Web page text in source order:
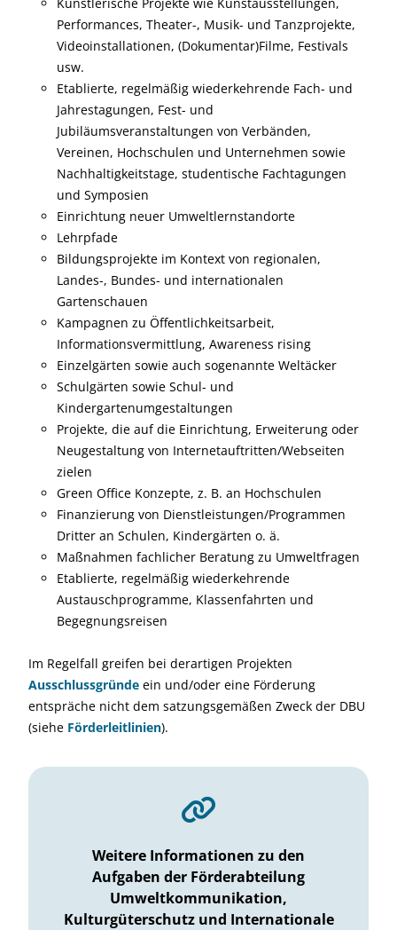
Performances, Theater-, Musik- und Tanzprojekte,
Videoinstallationen, (Dokumentar)Filme, Festivals
usw.
Etablierte, regelmäßig wiederkehrende Fach- und
Jahrestagungen, Fest- und
Jubiläumsveranstaltungen von Verbänden,
Vereinen, Hochschulen und Unternehmen sowie
Nachhaltigkeitstage, studentische Fachtagungen
und Symposien
Einrichtung neuer Umweltlernstandorte
Lehrpfade
Bildungsprojekte im Kontext von regionalen,
Landes-, Bundes- und internationalen
Gartenschauen
Kampagnen zu Öffentlichkeitsarbeit,
Informationsvermittlung, Awareness rising
Einzelgärten sowie auch sogenannte Weltäcker
Schulgärten sowie Schul- und
Kindergartenumgestaltungen
Projekte, die auf die Einrichtung, Erweiterung oder
Neugestaltung von Internetauftritten/Webseiten
zielen
Green Office Konzepte, z. B. an Hochschulen
Finanzierung von Dienstleistungen/Programmen
Dritter an Schulen, Kindergärten o. ä.
Maßnahmen fachlicher Beratung zu Umweltfragen
Etablierte, regelmäßig wiederkehrende
Austauschprogramme, Klassenfahrten und
Begegnungsreisen
Im Regelfall greifen bei derartigen Projekten
Ausschlussgründe ein und/oder eine Förderung
entspräche nicht dem satzungsgemäßen Zweck der DBU
(siehe Förderleitlinien).
Weitere Informationen zu den
Aufgaben der Förderabteilung
Umweltkommunikation,
Kulturgüterschutz und Internationale